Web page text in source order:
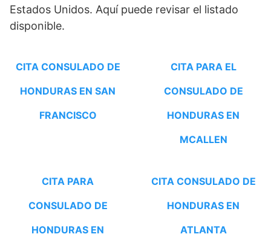
Estados Unidos. Aquí puede revisar el listado
disponible.
CITA CONSULADO DE
HONDURAS EN SAN
FRANCISCO
CITA PARA EL
CONSULADO DE
HONDURAS EN
MCALLEN
CITA PARA
CONSULADO DE
HONDURAS EN
CITA CONSULADO DE
HONDURAS EN
ATLANTA